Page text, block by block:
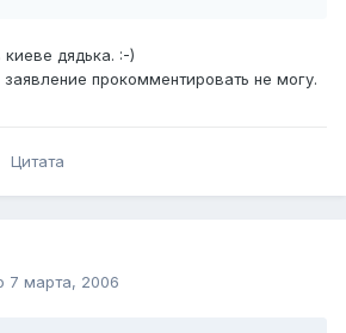
дядька. :-)
прокомментировать не могу.
Цитата
7 марта, 2006